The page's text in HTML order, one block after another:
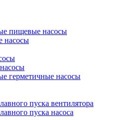
пищевые насосы
насосы
герметичные насосы
пуска вентилятора
пуска насоса